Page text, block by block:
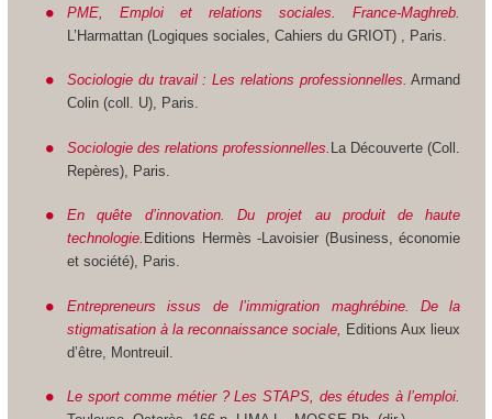
PME, Emploi et relations sociales. France-Maghreb.
L’Harmattan (Logiques sociales, Cahiers du GRIOT) , Paris.
Sociologie du travail : Les relations professionnelles. Armand
Colin (coll. U), Paris.
Sociologie des relations professionnelles. La Découverte (Coll.
Repères), Paris.
En quête d’innovation. Du projet au produit de haute
technologie. Editions Hermès -Lavoisier (Business, économie
et société), Paris.
Entrepreneurs issus de l’immigration maghrébine. De la
stigmatisation à la reconnaissance sociale, Editions Aux lieux
d’être, Montreuil.
Le sport comme métier ? Les STAPS, des études à l’emploi.